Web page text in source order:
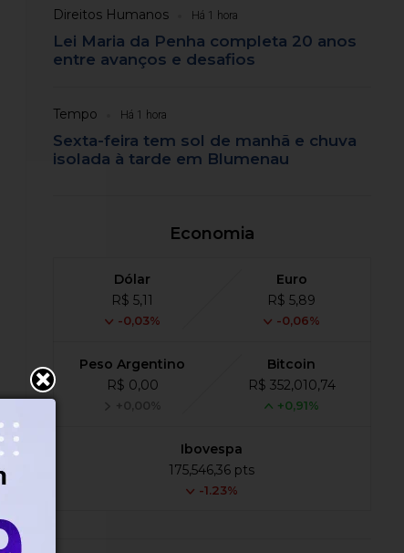
Direitos Humanos Há 1 hora
Lei Maria da Penha completa 20 anos
entre avanços e desafios
Tempo Há 1 hora
Sexta-feira tem sol de manhã e chuva
isolada à tarde em Blumenau
Economia
Dólar
R$ 5,11
-0,03%
Euro
R$ 5,89
-0,06%
Peso Argentino
R$ 0,00
+0,00%
Bitcoin
R$ 352,010,74
+0,91%
Ibovespa
175,546,36 pts
-1.23%